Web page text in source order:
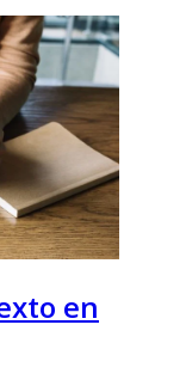
en